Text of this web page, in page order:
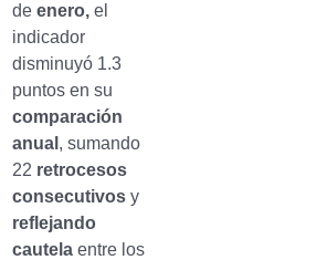
de enero,el
indicador
disminuyó 1.3
puntos en su
comparación
anual , sumando
22 retrocesos
consecutivosy
reflejando
cautelaentre los